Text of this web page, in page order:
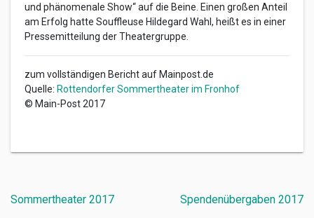
und phänomenale Show“ auf die Beine. Einen großen Anteil
am Erfolg hatte Souffleuse Hildegard Wahl, heißt es in einer
Pressemitteilung der Theatergruppe.
zum vollständigen Bericht auf Mainpost.de
Quelle: Rottendorfer Sommertheater im Fronhof
© Main-Post 2017
Beitragsnavigation
Sommertheater 2017 Spendenübergaben 2017